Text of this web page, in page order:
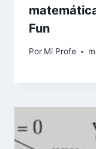
Fun
Por Mi Profe